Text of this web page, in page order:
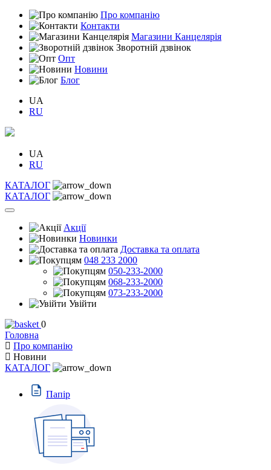
Про компанію
Контакти
Магазини Канцелярія
Зворотній дзвінок
Опт
Новини
Блог
UA
RU
UA
RU
КАТАЛОГ
КАТАЛОГ
Акції
Новинки
Доставка та оплата
048 233 2000
050-233-2000
068-233-2000
073-233-2000
Увійти
0
Головна
Про компанію
Новини
КАТАЛОГ
Пaпiр